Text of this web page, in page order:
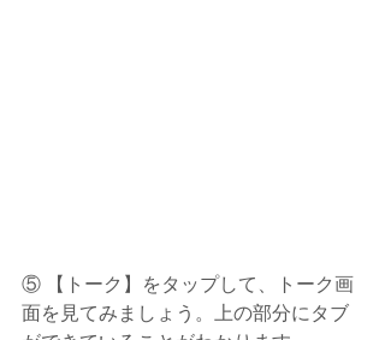
⑤ 【トーク】をタップして、トーク画
面を見てみましょう。上の部分にタブ